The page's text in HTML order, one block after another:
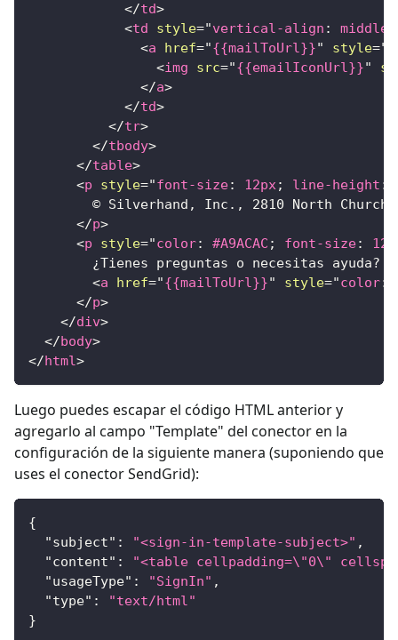
</td>
<td style="vertical-align : middle
<a href="{{mailToUrl}}" style="
<img src="{{emailIconUrl}}"
</a>
</td>
</tr>
</tbody>
</table>
<p style="font-size: 12px; line-height :
© Silverhand, Inc., 2810 North Church
</p>
<p style="color: #A9ACAC ; font-size: 12
        ¿Tienes preguntas o necesitas ayuda?
<a href="{{mailToUrl}}" style="color:
</p>
</div>
</body>
</html>
Luego puedes escapar el código HTML anterior y
agregarlo al campo "Template" del conector en la
configuración de la siguiente manera (suponiendo que
uses el conector SendGrid):
{
"subject" : "<sign-in-template-subject>" ,
"content" :
"<table cellpadding=\"0\"
"usageType" : "SignIn" ,
"type" :
"text/html"
}